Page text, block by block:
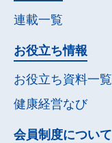
連載一覧
お役立ち情報
お役立ち資料一覧
健康経営なび
会員制度について